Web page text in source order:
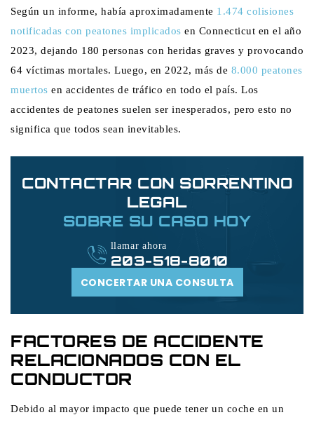
Según un informe, había aproximadamente 1.474 colisiones
notificadas con peatones implicados en Connecticut en el año
2023, dejando 180 personas con heridas graves y provocando
64 víctimas mortales. Luego, en 2022, más de 8.000 peatones
muertos en accidentes de tráfico en todo el país. Los
accidentes de peatones suelen ser inesperados, pero esto no
significa que todos sean inevitables.
CONTACTAR CON SORRENTINO
LEGAL
SOBRE SU CASO HOY
CONCERTAR UNA CONSULTA
llamar ahora
203-518-8010
FACTORES DE ACCIDENTE
RELACIONADOS CON EL
CONDUCTOR
Debido al mayor impacto que puede tener un coche en un